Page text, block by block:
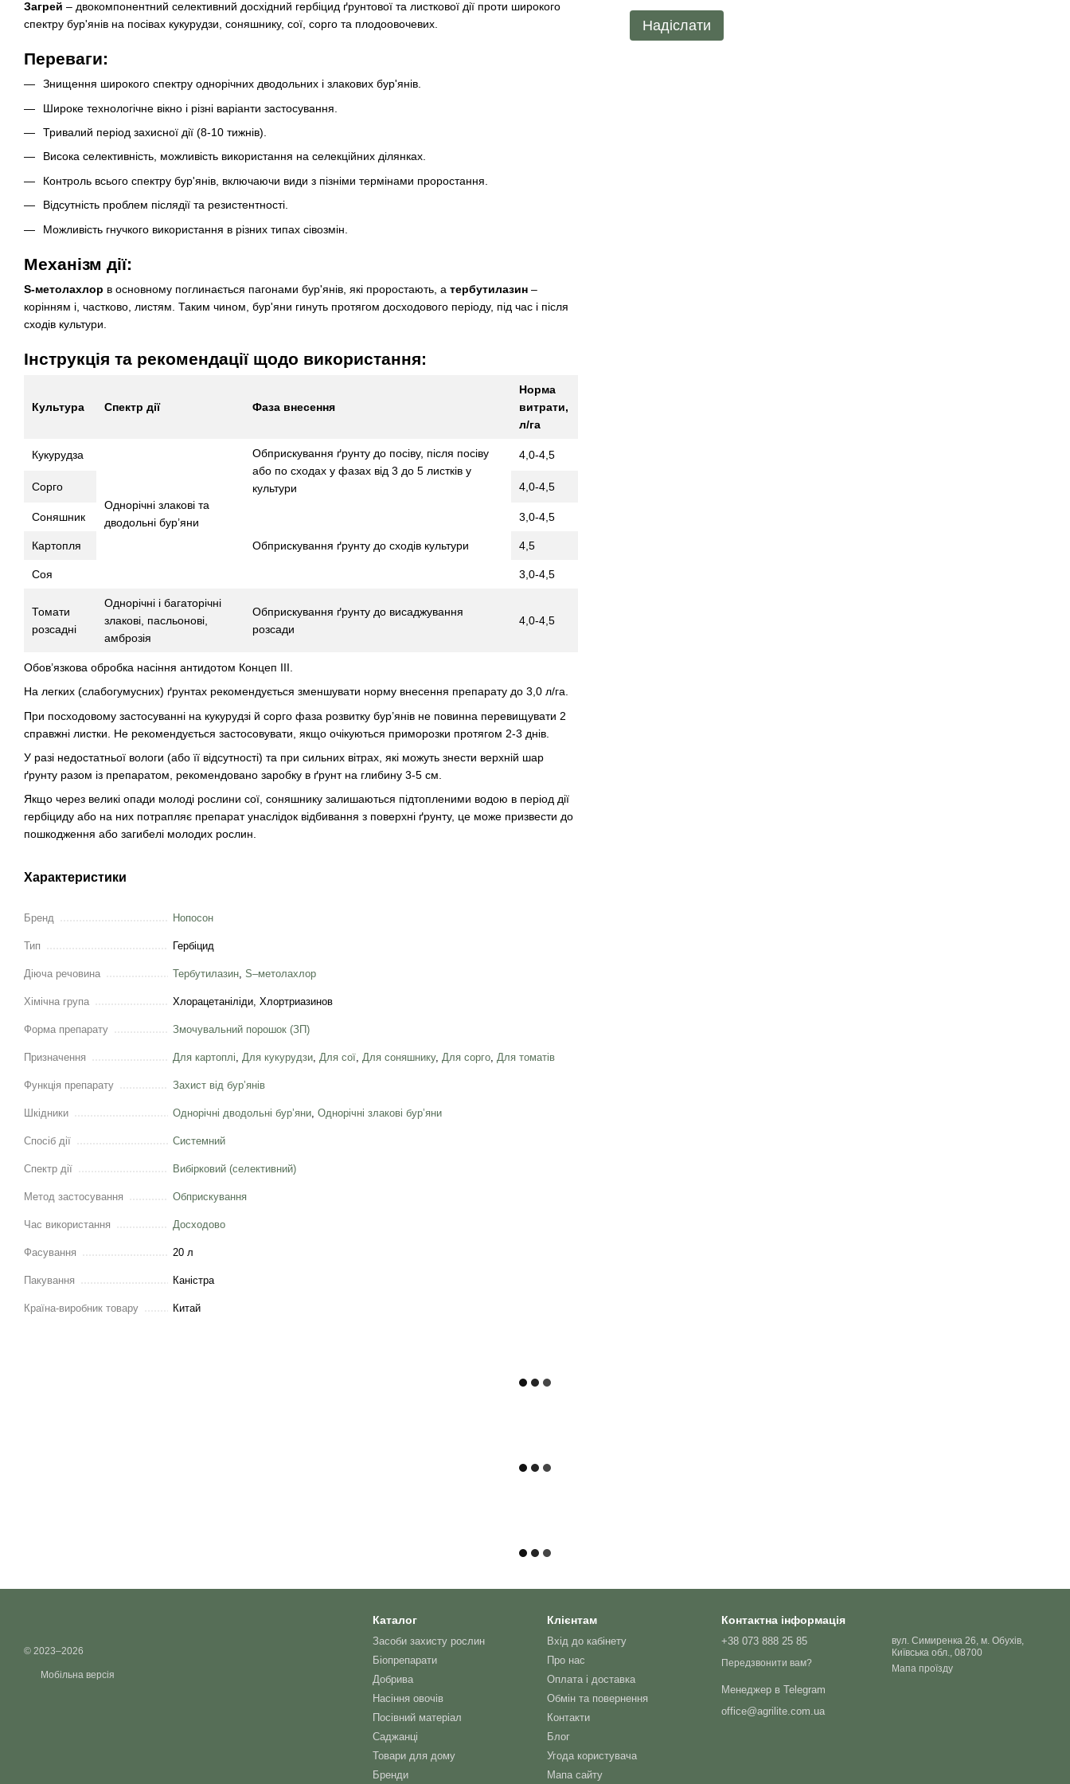
Загрей – двокомпонентний селективний досхідний гербіцид ґрунтової та листкової дії проти широкого
спектру бур'янів на посівах кукурудзи, соняшнику, сої, сорго та плодоовочевих.
Переваги:
Знищення широкого спектру однорічних дводольних і злакових бур'янів.
Широке технологічне вікно і різні варіанти застосування.
Тривалий період захисної дії (8-10 тижнів).
Висока селективність, можливість використання на селекційних ділянках.
Контроль всього спектру бур'янів, включаючи види з пізніми термінами проростання.
Відсутність проблем післядії та резистентності.
Можливість гнучкого використання в різних типах сівозмін.
Механізм дії:
S-метолахлор в основному поглинається пагонами бур'янів, які проростають, а тербутилазин –
корінням і, частково, листям. Таким чином, бур'яни гинуть протягом досходового періоду, під час і після
сходів культури.
Інструкція та рекомендації щодо використання:
Культура Спектр дії Фаза внесення
Норма
витрати,
л/га
Кукурудза
Однорічні злакові та
дводольні бур’яни
Обприскування ґрунту до посіву, після посіву
або по сходах у фазах від 3 до 5 листків у
культури
4,0-4,5
Сорго 4,0-4,5
Соняшник
Обприскування ґрунту до сходів культури
3,0-4,5
Картопля 4,5
Соя 3,0-4,5
Томати
розсадні
Однорічні і багаторічні
злакові, пасльонові,
амброзія
Обприскування ґрунту до висаджування
розсади
4,0-4,5
Обов’язкова обробка насіння антидотом Концеп ІІІ.
На легких (слабогумусних) ґрунтах рекомендується зменшувати норму внесення препарату до 3,0 л/га.
При посходовому застосуванні на кукурудзі й сорго фаза розвитку бур’янів не повинна перевищувати 2
справжні листки. Не рекомендується застосовувати, якщо очікуються приморозки протягом 2-3 днів.
У разі недостатньої вологи (або її відсутності) та при сильних вітрах, які можуть знести верхній шар
ґрунту разом із препаратом, рекомендовано заробку в ґрунт на глибину 3-5 см.
Якщо через великі опади молоді рослини сої, соняшнику залишаються підтопленими водою в період дії
гербіциду або на них потрапляє препарат унаслідок відбивання з поверхні ґрунту, це може призвести до
пошкодження або загибелі молодих рослин.
Характеристики
Бренд Нопосон
Тип Гербіцид
Діюча речовина Тербутилазин, S–метолахлор
Хімічна група Хлорацетаніліди, Хлортриазинов
Форма препарату Змочувальний порошок (ЗП)
Призначення Для картоплі, Для кукурудзи, Для сої, Для соняшнику, Для сорго, Для томатів
Функція препарату Захист від бурʼянів
Шкідники Однорічні дводольні бурʼяни, Однорічні злакові бурʼяни
Спосіб дії Системний
Спектр дії Вибірковий (селективний)
Метод застосування Обприскування
Час використання Досходово
Фасування 20 л
Пакування Каністра
Країна-виробник товару Китай
Надіслати
© 2023–2026
Мобільна версія
Каталог
Засоби захисту рослин
Біопрепарати
Добрива
Насіння овочів
Посівний матеріал
Саджанці
Товари для дому
Бренди
Клієнтам
Вхід до кабінету
Про нас
Оплата і доставка
Обмін та повернення
Контакти
Блог
Угода користувача
Мапа сайту
Контактна інформація
+38 073 888 25 85
Передзвонити вам?
Менеджер в Telegram
office@agrilite.com.ua
вул. Симиренка 26, м. Обухів,
Київська обл., 08700
Мапа проїзду